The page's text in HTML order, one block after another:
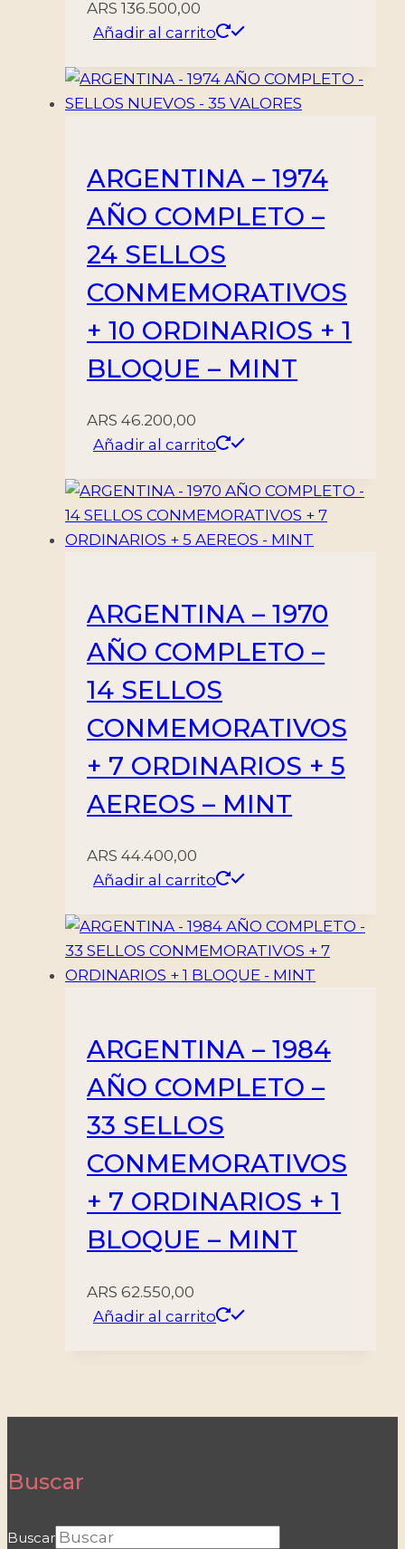
ARS 136.500,00
Añadir al carrito
ARGENTINA – 1974
AÑO COMPLETO –
24 SELLOS
CONMEMORATIVOS
+ 10 ORDINARIOS + 1
BLOQUE – MINT
ARS 46.200,00
Añadir al carrito
ARGENTINA – 1970
AÑO COMPLETO –
14 SELLOS
CONMEMORATIVOS
+ 7 ORDINARIOS + 5
AEREOS – MINT
ARS 44.400,00
Añadir al carrito
ARGENTINA – 1984
AÑO COMPLETO –
33 SELLOS
CONMEMORATIVOS
+ 7 ORDINARIOS + 1
BLOQUE – MINT
ARS 62.550,00
Añadir al carrito
Buscar
Buscar